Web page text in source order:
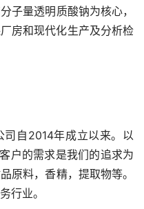
子量透明质酸钠为核心，
房和现代化生产及分析检
自2014年成立以来。以
户的需求是我们的追求为
原料，香精，提取物等。
行业。